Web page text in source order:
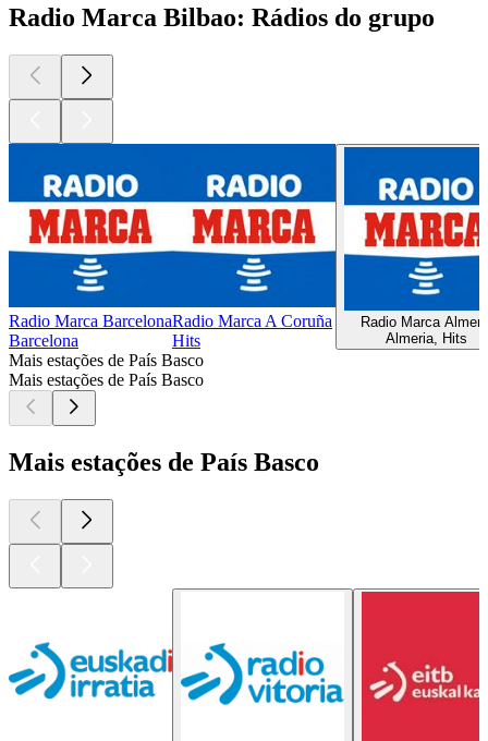
Radio Marca Bilbao: Rádios do grupo
Radio Marca Barcelona
Barcelona
Radio Marca A Coruña
Hits
Radio Marca
Almeria, Hits
Mais estações de País Basco
Mais estações de País Basco
Mais estações de País Basco